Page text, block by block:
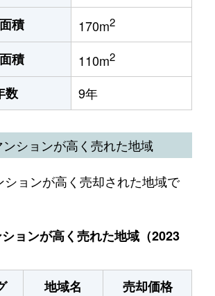
積 170m2
積 110m2
数 9年
ションが高く売れた地域
ョンが高く売却された地域で
ョンが高く売れた地域（2023
地域名
売却価格